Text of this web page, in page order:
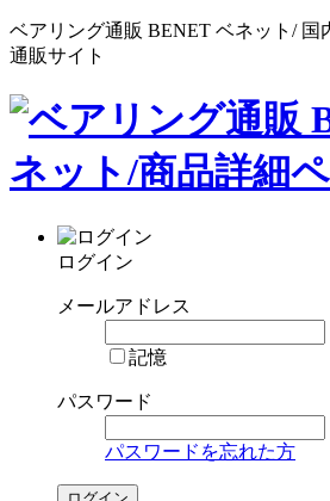
ベアリング通販 BENET ベネット/ 国
通販サイト
ログイン
メールアドレス
記憶
パスワード
パスワードを忘れた方